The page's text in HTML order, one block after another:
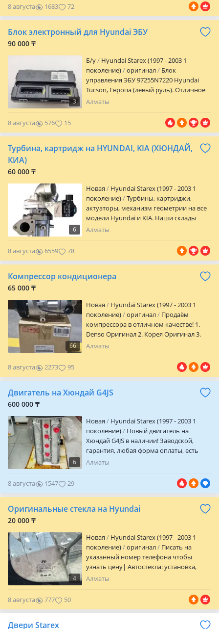
8 августа 1683 72
Блок электронный для Hyundai ЭБУ
90 000 ₸
3
Б/y
Hyundai Starex (1997 - 2003 1
поколение)
оригинал
Блок
управления ЭБУ 97255N7220 Hyundai
Tucson, Европа (левый руль). Отличное
состояние! Год: 2021. Двигатель: 1.6
есть отправка в любой регион удобным
для вас способом, Так же можем
привести любой блок под заказ Европа,
Америка, Южная Корея
Алматы
8 августа 576 15
Турбина, картридж на HYUNDAI, KIA (ХЮНДАЙ,
КИА)
60 000 ₸
6
Новая
Hyundai Starex (1997 - 2003 1
поколение)
Турбины, картриджи,
актуаторы, механизм геометрии на все
модели Hyundai и KIA. Наши склады
находятся в Алматы, Астане, Шымкенте
телефону! Цена указана за одну модель
картриджа. Диагностика турбины,
ремонт турбины, замена картриджа,
замена ремкомплекта, настройка
Алматы
8 августа 6559 78
Компрессор кондиционера
65 000 ₸
66
Новая
Hyundai Starex (1997 - 2003 1
поколение)
оригинал
Продаём
компрессора в отличном качестве! 1.
Denso Оригинал 2. Корея Оригинал 3.
Дубай 4. Тайвань 5. Китай 6. Также
оригинале Есть Ред и рассрочка
Гарантия Без посредников Бесплатная и
по всему району. Установка хорошего
автомобиля, год выпуска и объем
двигателя. Цены уточните по телефону!
Алматы
8 августа 2273 95
Двигатель на Хюндай G4JS
600 000 ₸
6
Новая
Hyundai Starex (1997 - 2003 1
поколение)
Новый двигатель на
Хюндай G4JS в наличии! Заводской,
гарантия, любая форма оплаты, есть
доставка по городу и отправка в
автомобилей, рассрочка, гарантия все
Алматы
8 августа 1547 29
Оригинальные стекла на Hyundai
20 000 ₸
4
Новая
Hyundai Starex (1997 - 2003 1
поколение)
оригинал
Писать на
указанный номер телефона чтобы
узнать цену| Автостекла: установка,
продажа, отправка к другим регионам,
форточки, задние стеклы на все марки
авто и на грузовые машины и спец
техники, есть в наличии оригинальные
Алматы
8 августа 777 50
Двери Starex